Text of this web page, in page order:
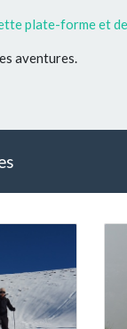
plate-forme et
aventures.